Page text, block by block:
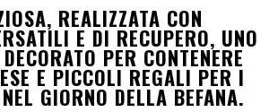
REALIZZATA CON
E DI RECUPERO, UNO
PER CONTENERE
E PICCOLI REGALI PER I
GIORNO DELLA BEFANA.